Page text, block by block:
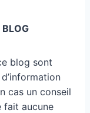
BLOG
blog sont
cas un conseil
fait aucune